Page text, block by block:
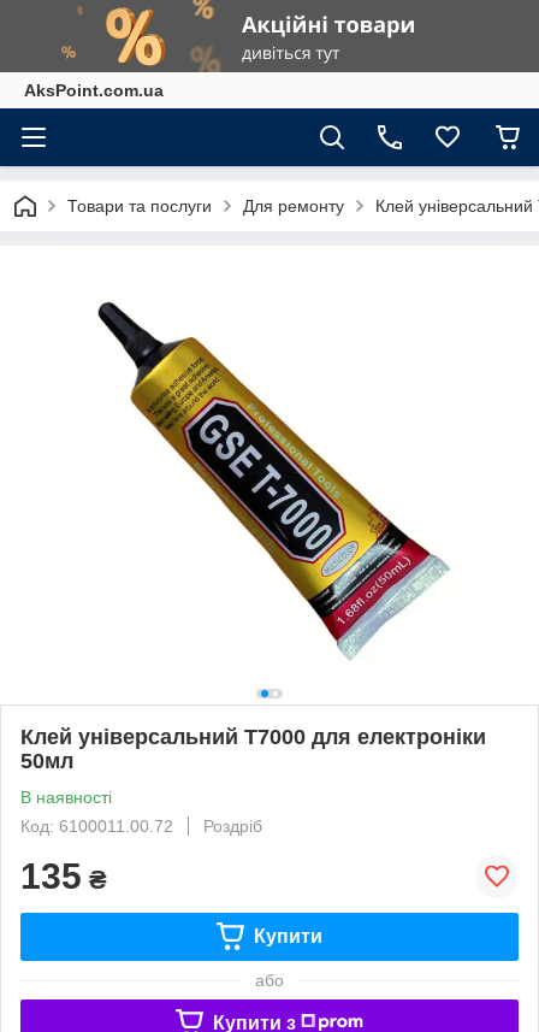
AksPoint.com.ua
Товари та послуги Для ремонту Клей
Клей універсальний T7000 для електроніки
50мл
В наявності
Код: 6100011.00.72
Роздріб
135 ₴
Купити
або
Купити з